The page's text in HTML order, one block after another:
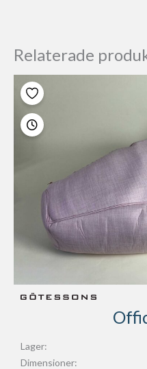
Relaterade
Lager:
Dimensioner: